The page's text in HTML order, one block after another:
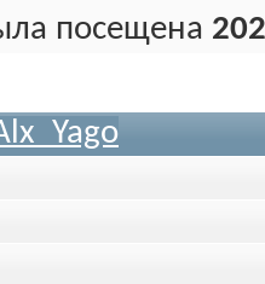
посещена